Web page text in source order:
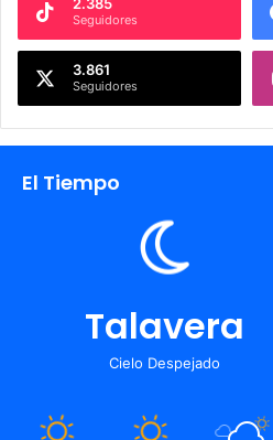
2.385
Seguidores
3.861
Seguidores
El Tiempo
Talavera
Cielo Despejado